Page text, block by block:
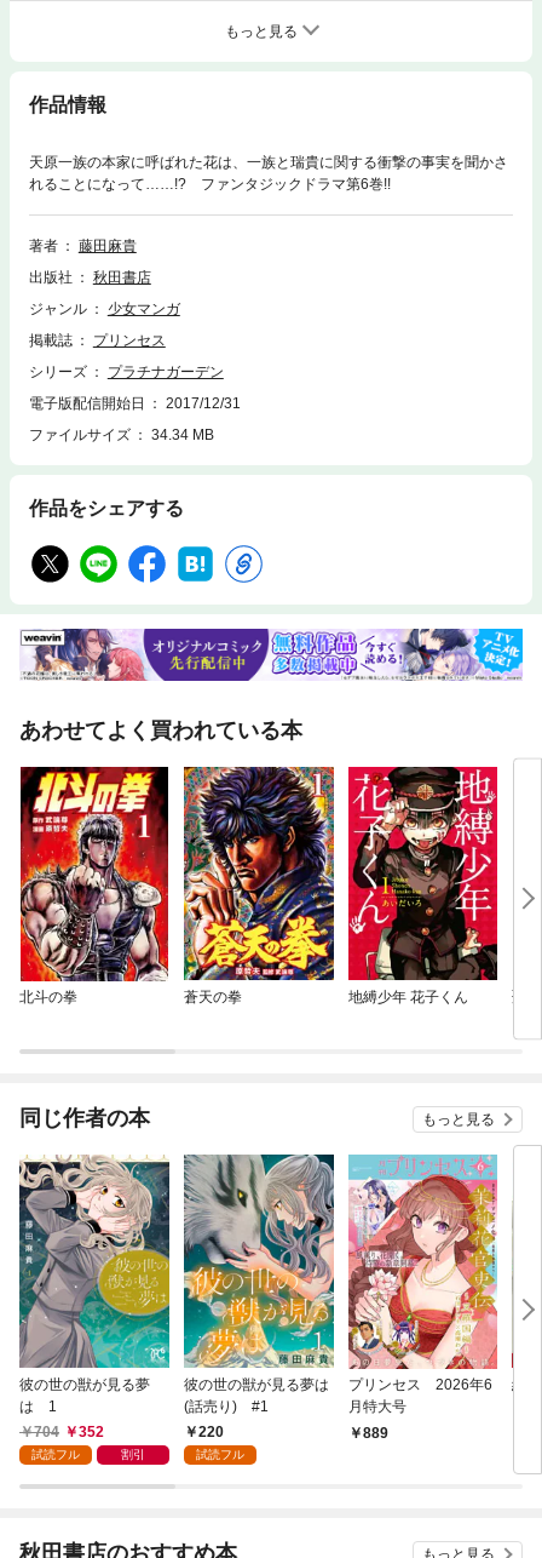
もっと見る
作品情報
天原一族の本家に呼ばれた花は、一族と瑞貴に関する衝撃の事実を聞かさ
れることになって……!? ファンタジックドラマ第6巻!!
著者
藤田麻貴
出版社
秋田書店
ジャンル
少女マンガ
掲載誌
プリンセス
シリーズ
プラチナガーデン
電子版配信開始日
2017/12/31
ファイルサイズ
34.34 MB
作品をシェアする
あわせてよく買われている本
北斗の拳 蒼天の拳 地縛少年 花子くん 聖
同じ作者の本 もっと見る
彼の世の獣が見る夢
は 1
704
352
試読フル 割引
彼の世の獣が見る夢は
(話売り) #1
220
試読フル
プリンセス 2026年6
月特大号
889
緋
もっと見る